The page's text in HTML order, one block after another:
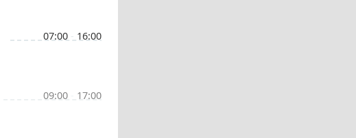
07:00 - 16:00
09:00 17:00